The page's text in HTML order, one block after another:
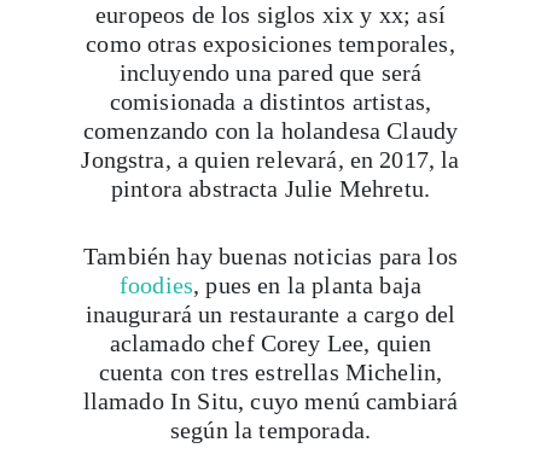
europeos de los siglos xix y xx; así
como otras exposiciones temporales,
incluyendo una pared que será
comisionada a distintos artistas,
comenzando con la holandesa Claudy
Jongstra, a quien relevará, en 2017, la
pintora abstracta Julie Mehretu.
También hay buenas noticias para los
foodies, pues en la planta baja
inaugurará un restaurante a cargo del
aclamado chef Corey Lee, quien
cuenta con tres estrellas Michelin,
llamado In Situ, cuyo menú cambiará
según la temporada.
Viaja con Travesías, recibe cada semana
itinerarios, tips de insider y las guías más
Suscribirme